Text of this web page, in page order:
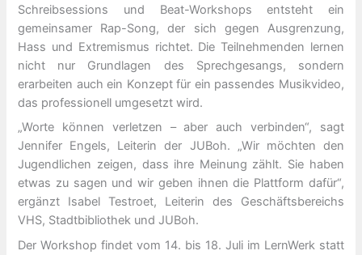
Schreibsessions und Beat-Workshops entsteht ein
gemeinsamer Rap-Song, der sich gegen Ausgrenzung,
Hass und Extremismus richtet. Die Teilnehmenden lernen
nicht nur Grundlagen des Sprechgesangs, sondern
erarbeiten auch ein Konzept für ein passendes Musikvideo,
das professionell umgesetzt wird.
„Worte können verletzen – aber auch verbinden“, sagt
Jennifer Engels, Leiterin der JUBoh. „Wir möchten den
Jugendlichen zeigen, dass ihre Meinung zählt. Sie haben
etwas zu sagen und wir geben ihnen die Plattform dafür“,
ergänzt Isabel Testroet, Leiterin des Geschäftsbereichs
VHS, Stadtbibliothek und JUBoh.
Der Workshop findet vom 14. bis 18. Juli im LernWerk statt